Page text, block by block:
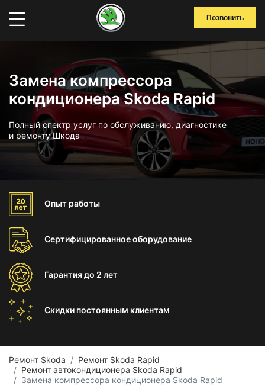
Позвонить
Замена компрессора
кондиционера Skoda Rapid
Полный спектр услуг по обслуживанию, диагностике
и ремонту Шкода
Опыт работы
Сертифицированноеоборудование
Гарантиядо 2 лет
Скидки постоянным клиентам
Ремонт Skoda
Ремонт Skoda Rapid
Ремонт автокондиционера Skoda Rapid
Замена компрессора кондиционера Skoda Rapid